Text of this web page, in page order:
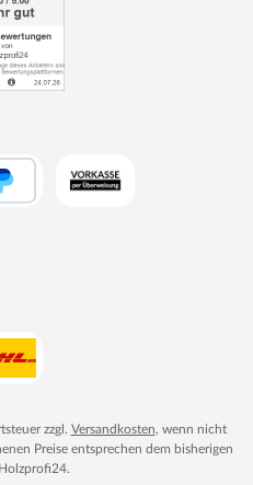
zzgl. Versandkosten, wenn nicht
Preise entsprechen dem bisherigen
Holzprofi24.